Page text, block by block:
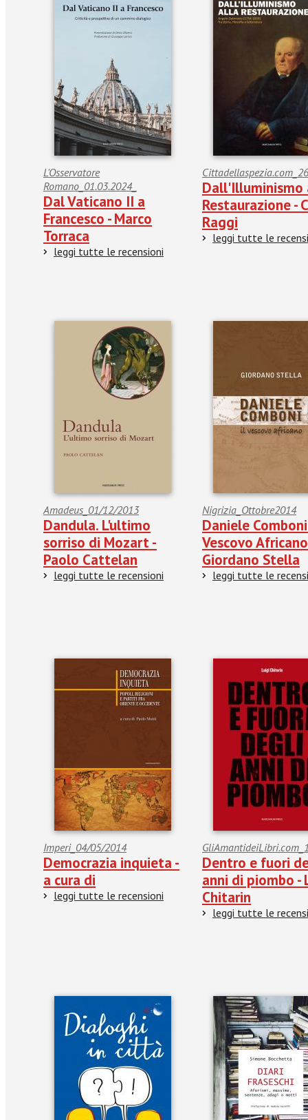
L'Osservatore
Romano_01.03.2024_
Dal Vaticano II a
Francesco - Marco
Torraca
leggi tutte le recensioni
Dall'Illuminismo
Restaurazione -
Raggi
leggi tutte le
Amadeus_01/12/2013
Dandula. L'ultimo
sorriso di Mozart -
Paolo Cattelan
leggi tutte le recensioni
Nigrizia_Ottobre2014
Daniele
Vescovo
Giordano Stella
leggi tutte le
Imperi_04/05/2014
Democrazia inquieta -
a cura di
leggi tutte le recensioni
Dentro e fuori
anni di piombo -
Chitarin
leggi tutte le